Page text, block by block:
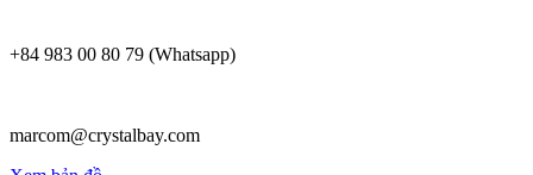
+84 983 00 80 79 (Whatsapp)
marcom@crystalbay.com